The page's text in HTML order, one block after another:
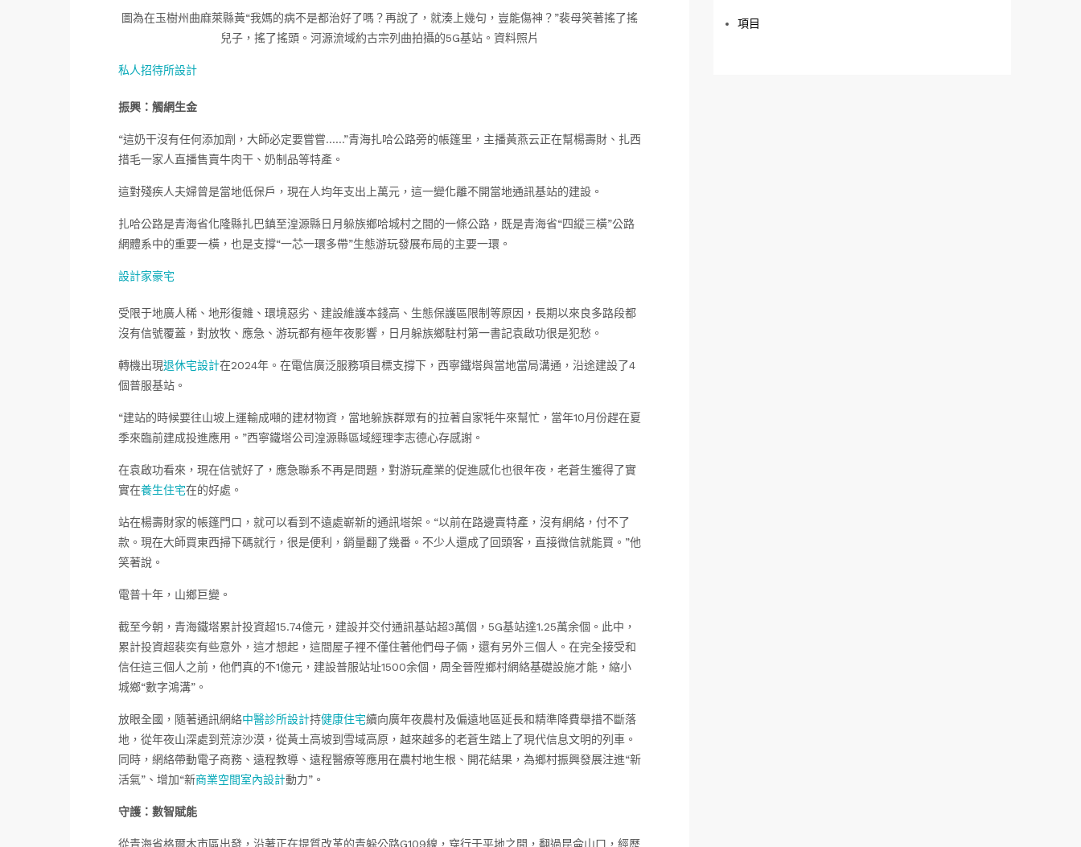
圖為在玉樹州曲麻萊縣黃“我媽的病不是都治好了嗎？再說了，就湊上幾句，豈能傷神？”裴母笑著搖了搖
兒子，搖了搖頭。河源流域約古宗列曲拍攝的5G基站。資料照片
私人招待所設計
振興：觸網生金
“這奶干沒有任何添加劑，大師必定要嘗嘗……”青海扎哈公路旁的帳篷里，主播黃燕云正在幫楊壽財、扎西
措毛一家人直播售賣牛肉干、奶制品等特產。
這對殘疾人夫婦曾是當地低保戶，現在人均年支出上萬元，這一變化離不開當地通訊基站的建設。
扎哈公路是青海省化隆縣扎巴鎮至湟源縣日月躲族鄉哈城村之間的一條公路，既是青海省“四縱三橫”公路
網體系中的重要一橫，也是支撐“一芯一環多帶”生態游玩發展布局的主要一環。
設計家豪宅
受限于地廣人稀、地形復雜、環境惡劣、建設維護本錢高、生態保護區限制等原因，長期以來良多路段都
沒有信號覆蓋，對放牧、應急、游玩都有極年夜影響，日月躲族鄉駐村第一書記袁啟功很是犯愁。
轉機出現退休宅設計在2024年。在電信廣泛服務項目標支撐下，西寧鐵塔與當地當局溝通，沿途建設了4
個普服基站。
“建站的時候要往山坡上運輸成噸的建材物資，當地躲族群眾有的拉著自家牦牛來幫忙，當年10月份趕在夏
季來臨前建成投進應用。”西寧鐵塔公司湟源縣區域經理李志德心存感謝。
在袁啟功看來，現在信號好了，應急聯系不再是問題，對游玩產業的促進感化也很年夜，老蒼生獲得了實
實在養生住宅在的好處。
站在楊壽財家的帳篷門口，就可以看到不遠處嶄新的通訊塔架。“以前在路邊賣特產，沒有網絡，付不了
款。現在大師買東西掃下碼就行，很是便利，銷量翻了幾番。不少人還成了回頭客，直接微信就能買。”他
笑著說。
電普十年，山鄉巨變。
截至今朝，青海鐵塔累計投資超15.74億元，建設并交付通訊基站超3萬個，5G基站達1.25萬余個。此中，
累計投資超裴奕有些意外，這才想起，這間屋子裡不僅住著他們母子倆，還有另外三個人。在完全接受和
信任這三個人之前，他們真的不1億元，建設普服站址1500余個，周全晉陞鄉村網絡基礎設施才能，縮小
城鄉“數字鴻溝”。
放眼全國，隨著通訊網絡中醫診所設計持健康住宅續向廣年夜農村及偏遠地區延長和精準降費舉措不斷落
地，從年夜山深處到荒涼沙漠，從黃土高坡到雪域高原，越來越多的老蒼生踏上了現代信息文明的列車。
同時，網絡帶動電子商務、遠程教導、遠程醫療等應用在農村地生根、開花結果，為鄉村振興發展注進“新
活氣”、增加“新商業空間室內設計動力”。
守護：數智賦能
從青海省格爾木市區出發，沿著正在提質改革的青躲公路G109線，穿行于平地之間，翻過昆侖山口，經歷
項目